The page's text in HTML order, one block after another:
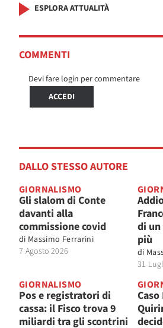
ESPLORA ATTUALITÀ
COMMENTI
Devi fare login per commentare
ACCEDI
DALLO STESSO AUTORE
GIORNALISMO
Gli slalom di Conte
davanti alla
commissione covid
di Massimo Ferrarini
7 Agosto 2026
di un
più
di
31
GIORNALISMO
Pos e registratori di
cassa: il Fisco trova 9
miliardi tra gli scontrini